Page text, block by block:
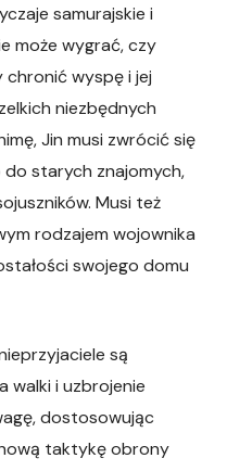
samurajskie i
może wygrać, czy
chronić wyspę i jej
niezbędnych
Jin musi zwrócić się
starych znajomych,
Musi też
rodzajem wojownika
swojego domu
są
walki i uzbrojenie
dostosowując
taktykę obrony